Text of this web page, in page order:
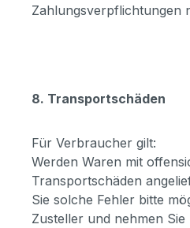
Zahlungsverpflichtungen
8. Transportschäden
Für Verbraucher gilt:
Werden Waren mit
Transportschäden
Sie solche Fehler bitte
Zusteller und nehmen